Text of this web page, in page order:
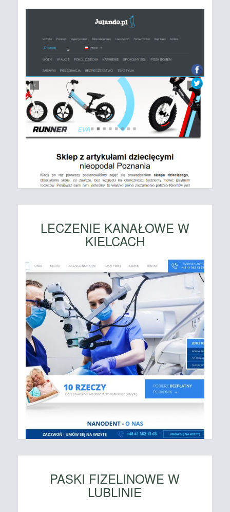
LECZENIE KANAŁOWE W
KIELCACH
PASKI FIZELINOWE W
LUBLINIE